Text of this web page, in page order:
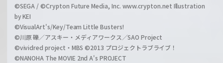
©SEGA / ©Crypton Future Media, Inc. www.crypton.net Illustration
by KEI
©VisualArt's/Key/Team Little Busters!
©川原 礫／アスキー・メディアワークス／SAO Project
©vividred project・MBS ©2013 プロジェクトラブライブ！
©NANOHA The MOVIE 2nd A's PROJECT